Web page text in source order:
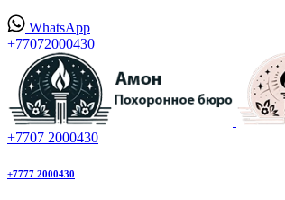
WhatsApp
+77072000430
+7707 2000430
+7777 2000430